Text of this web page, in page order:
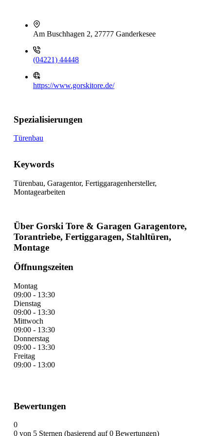
Am Buschhagen 2, 27777 Ganderkesee
(04221) 44448
https://www.gorskitore.de/
Spezialisierungen
Türenbau
Keywords
Türenbau, Garagentor, Fertiggaragenhersteller,
Montagearbeiten
Über Gorski Tore & Garagen Garagentore,
Torantriebe, Fertiggaragen, Stahltüren,
Montage
Öffnungszeiten
Montag
09:00 - 13:30
Dienstag
09:00 - 13:30
Mittwoch
09:00 - 13:30
Donnerstag
09:00 - 13:30
Freitag
09:00 - 13:00
Bewertungen
0
0 von 5 Sternen (basierend auf 0 Bewertungen)